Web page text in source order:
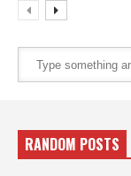
RANDOM POSTS